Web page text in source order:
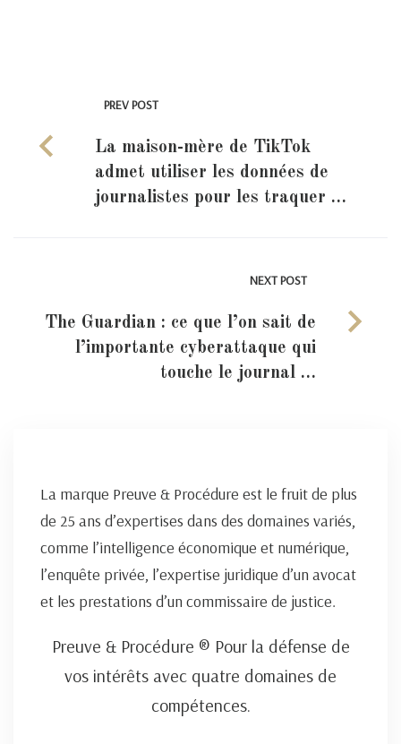
PREV POST
La maison-mère de TikTok
admet utiliser les données de
journalistes pour les traquer …
NEXT POST
The Guardian : ce que l’on sait de
l’importante cyberattaque qui
touche le journal …
La marque Preuve & Procédure est le fruit de plus
de 25 ans d’expertises dans des domaines variés,
comme l’intelligence économique et numérique,
l’enquête privée, l’expertise juridique d’un avocat
et les prestations d’un commissaire de justice.
Preuve & Procédure ® Pour la défense de
vos intérêts avec quatre domaines de
compétences.